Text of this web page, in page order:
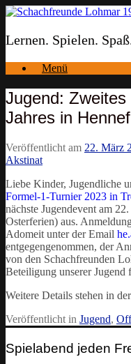
Zum
springen
Lernen. Spielen.
Menü
Jugend:
Jahres in Hennef
Veröffentlicht am 22. März
Akstinat
Liebe Kinder, Jugendliche
Formel-1-Turnier 2023 in
nächste Jugendevent am
Osterferien) aus.
Adomeit unter der Email
entgegengenommen, der
von den Schachfreunden
Beteiligung unserer Jugend
Weitere Details stehen in der
Veröffentlicht in Jugend,
Spielabend jeden